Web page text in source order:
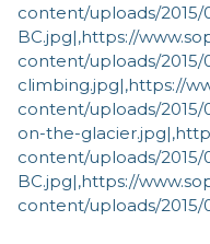
content/uploads/
BC.jpg|,https://
content/uploads/
climbing.jpg|,https://
content/uploads/
on-the-
content/uploads/
BC.jpg|,https://
content/uploads/